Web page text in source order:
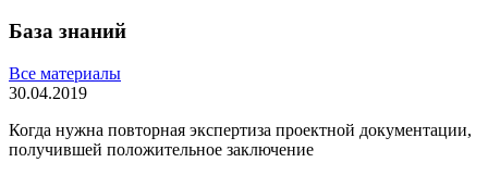
База знаний
Все материалы
30.04.2019
Когда нужна повторная экспертиза проектной документации,
получившей положительное заключение